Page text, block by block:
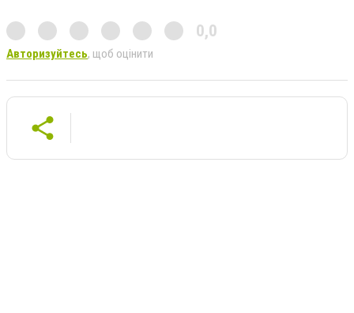
0,0
Авторизуйтесь, щоб оцінити